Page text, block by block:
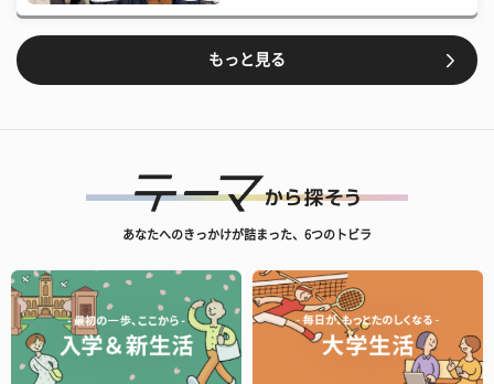
もっと見る
あなたへのきっかけが詰まった、6つのトビラ